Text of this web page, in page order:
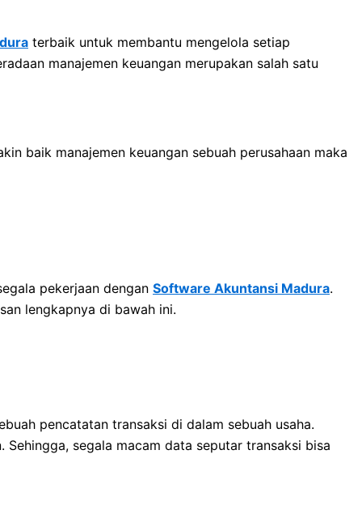
terbaik untuk membantu mengelola setiap
manajemen keuangan merupakan salah satu
baik manajemen keuangan sebuah perusahaan maka
pekerjaan dengan Software Akuntansi Madura.
lengkapnya di bawah ini.
pencatatan transaksi di dalam sebuah usaha.
segala macam data seputar transaksi bisa